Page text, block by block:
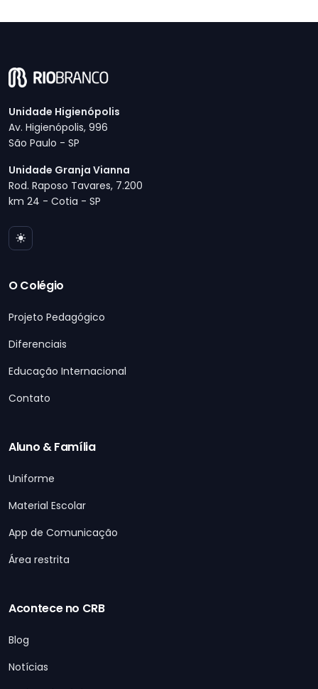
Unidade Higienópolis
Av. Higienópolis, 996
São Paulo - SP
Unidade Granja Vianna
Rod. Raposo Tavares, 7.200
km 24 - Cotia - SP
O Colégio
Projeto Pedagógico
Diferenciais
Educação Internacional
Contato
Aluno & Família
Uniforme
Material Escolar
App de Comunicação
Área restrita
Acontece no CRB
Blog
Notícias